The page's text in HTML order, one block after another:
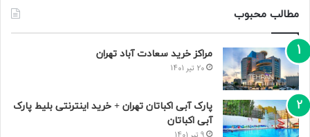
مطالب محبوب
مراکز خرید سعادت‌ آباد تهران
20 تیر 1401
پارک آبی اکباتان تهران + خرید اینترنتی بلیط پارک
آبی اکباتان